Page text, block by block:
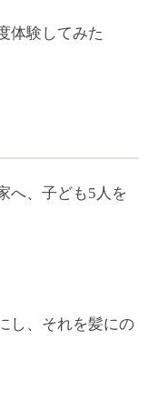
体験してみた
へ、子ども5人を
し、それを髪にの